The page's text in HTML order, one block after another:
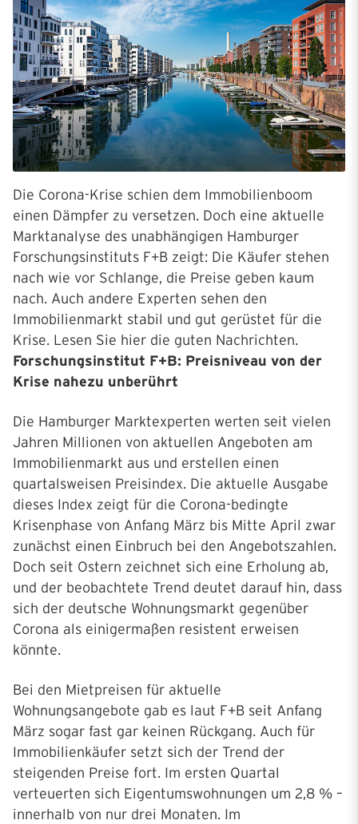
Die Corona-Krise schien dem Immobilienboom
einen Dämpfer zu versetzen. Doch eine aktuelle
Marktanalyse des unabhängigen Hamburger
Forschungsinstituts F+B zeigt: Die Käufer stehen
nach wie vor Schlange, die Preise geben kaum
nach. Auch andere Experten sehen den
Immobilienmarkt stabil und gut gerüstet für die
Krise. Lesen Sie hier die guten Nachrichten.
Forschungsinstitut F+B: Preisniveau von der
Krise nahezu unberührt
Die Hamburger Marktexperten werten seit vielen
Jahren Millionen von aktuellen Angeboten am
Immobilienmarkt aus und erstellen einen
quartalsweisen Preisindex. Die aktuelle Ausgabe
dieses Index zeigt für die Corona-bedingte
Krisenphase von Anfang März bis Mitte April zwar
zunächst einen Einbruch bei den Angebotszahlen.
Doch seit Ostern zeichnet sich eine Erholung ab,
und der beobachtete Trend deutet darauf hin, dass
sich der deutsche Wohnungsmarkt gegenüber
Corona als einigermaßen resistent erweisen
könnte.
Bei den Mietpreisen für aktuelle
Wohnungsangebote gab es laut F+B seit Anfang
März sogar fast gar keinen Rückgang. Auch für
Immobilienkäufer setzt sich der Trend der
steigenden Preise fort. Im ersten Quartal
verteuerten sich Eigentumswohnungen um 2,8 % –
innerhalb von nur drei Monaten. Im